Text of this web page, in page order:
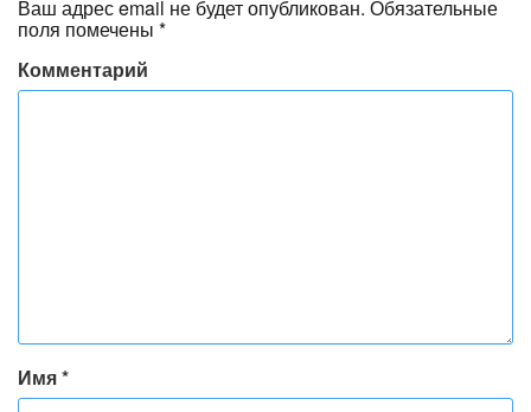
Ваш адрес email не будет опубликован. Обязательные
поля помечены *
Комментарий
Имя*